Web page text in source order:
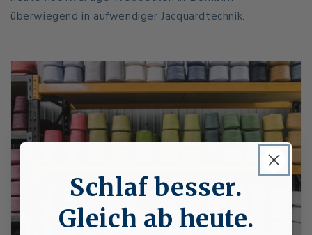
überwiegend in aufwendiger Jacquardtechnik.
Schlaf besser.
Gleich ab heute.